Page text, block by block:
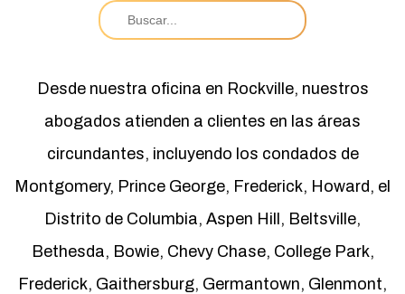
Desde nuestra oficina en Rockville, nuestros
abogados atienden a clientes en las áreas
circundantes, incluyendo los condados de
Montgomery, Prince George, Frederick, Howard, el
Distrito de Columbia, Aspen Hill, Beltsville,
Bethesda, Bowie, Chevy Chase, College Park,
Frederick, Gaithersburg, Germantown, Glenmont,